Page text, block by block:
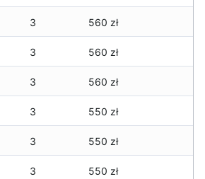
3 560 zł
3 560 zł
3 560 zł
3 550 zł
3 550 zł
3 550 zł